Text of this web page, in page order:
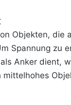
Objekten,
Spannung zu
Anker dient,